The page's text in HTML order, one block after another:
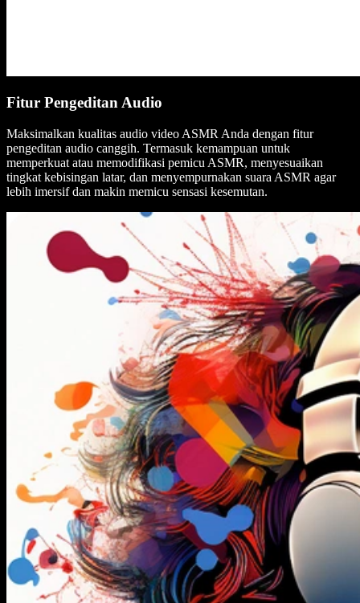
Fitur Pengeditan Audio
Maksimalkan kualitas audio video ASMR Anda dengan fitur
pengeditan audio canggih. Termasuk kemampuan untuk
memperkuat atau memodifikasi pemicu ASMR, menyesuaikan
tingkat kebisingan latar, dan menyempurnakan suara ASMR agar
lebih imersif dan makin memicu sensasi kesemutan.